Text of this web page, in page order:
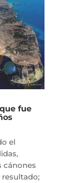
fue
el
cánones
resultado;